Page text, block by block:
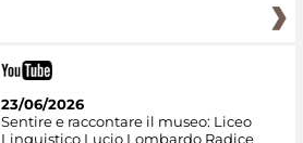
23/06/2026
Sentire e raccontare il museo: Liceo
Linguistico Lucio Lombardo Radice